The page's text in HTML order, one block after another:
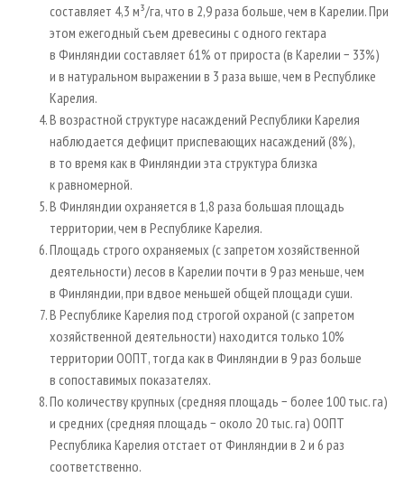
составляет 4,3 м³/га, что в 2,9 раза больше, чем в Карелии. При
этом ежегодный съем древесины с одного гектара
в Финляндии составляет 61% от прироста (в Карелии − 33%)
и в натуральном выражении в 3 раза выше, чем в Республике
Карелия.
В возрастной структуре насаждений Республики Карелия
наблюдается дефицит приспевающих насаждений (8%),
в то время как в Финляндии эта структура близка
к равномерной.
В Финляндии охраняется в 1,8 раза большая площадь
территории, чем в Республике Карелия.
Площадь строго охраняемых (с запретом хозяйственной
деятельности) лесов в Карелии почти в 9 раз меньше, чем
в Финляндии, при вдвое меньшей общей площади суши.
В Республике Карелия под строгой охраной (с запретом
хозяйственной деятельности) находится только 10%
территории ООПТ, тогда как в Финляндии в 9 раз больше
в сопоставимых показателях.
По количеству крупных (средняя площадь − более 100 тыс. га)
и средних (средняя площадь − около 20 тыс. га) ООПТ
Республика Карелия отстает от Финляндии в 2 и 6 раз
соответственно.